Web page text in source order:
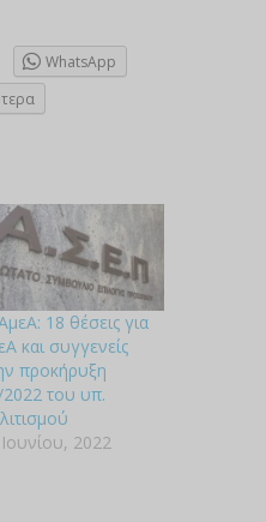
WhatsApp
18 θέσεις για
και συγγενείς
προκήρυξη
του υπ.
2022